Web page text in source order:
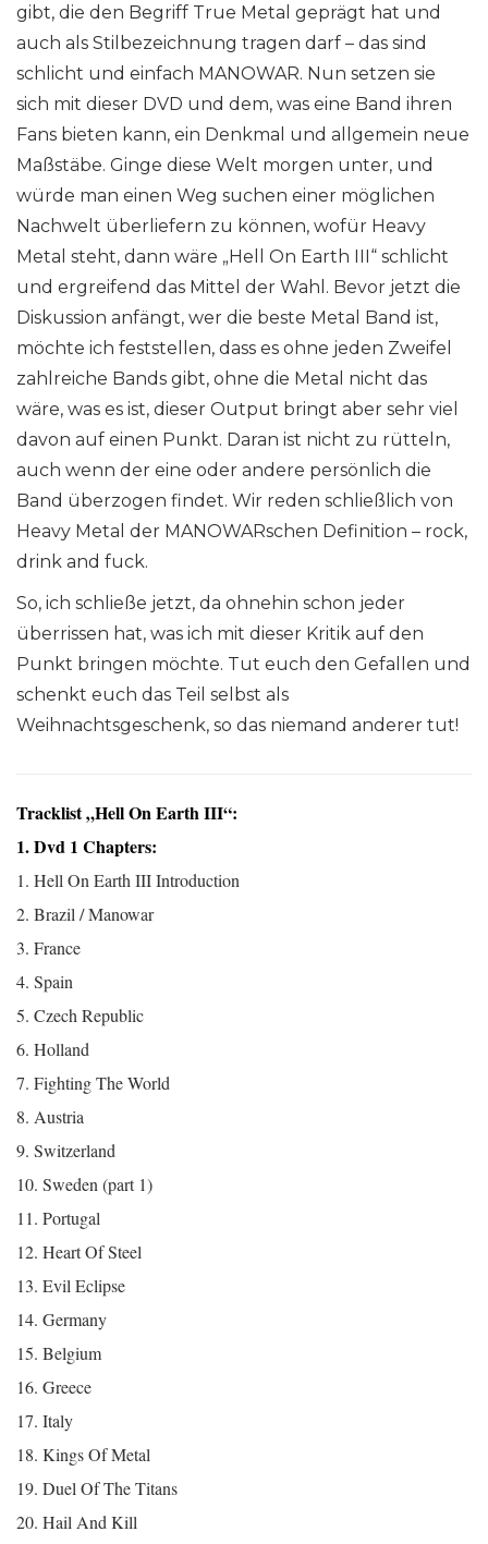
gibt, die den Begriff True Metal geprägt hat und
auch als Stilbezeichnung tragen darf – das sind
schlicht und einfach MANOWAR. Nun setzen sie
sich mit dieser DVD und dem, was eine Band ihren
Fans bieten kann, ein Denkmal und allgemein neue
Maßstäbe. Ginge diese Welt morgen unter, und
würde man einen Weg suchen einer möglichen
Nachwelt überliefern zu können, wofür Heavy
Metal steht, dann wäre „Hell On Earth III“ schlicht
und ergreifend das Mittel der Wahl. Bevor jetzt die
Diskussion anfängt, wer die beste Metal Band ist,
möchte ich feststellen, dass es ohne jeden Zweifel
zahlreiche Bands gibt, ohne die Metal nicht das
wäre, was es ist, dieser Output bringt aber sehr viel
davon auf einen Punkt. Daran ist nicht zu rütteln,
auch wenn der eine oder andere persönlich die
Band überzogen findet. Wir reden schließlich von
Heavy Metal der MANOWARschen Definition – rock,
drink and fuck.
So, ich schließe jetzt, da ohnehin schon jeder
überrissen hat, was ich mit dieser Kritik auf den
Punkt bringen möchte. Tut euch den Gefallen und
schenkt euch das Teil selbst als
Weihnachtsgeschenk, so das niemand anderer tut!
Tracklist „Hell On Earth III“:
1. Dvd 1 Chapters:
1. Hell On Earth III Introduction
2. Brazil / Manowar
3. France
4. Spain
5. Czech Republic
6. Holland
7. Fighting The World
8. Austria
9. Switzerland
10. Sweden (part 1)
11. Portugal
12. Heart Of Steel
13. Evil Eclipse
14. Germany
15. Belgium
16. Greece
17. Italy
18. Kings Of Metal
19. Duel Of The Titans
20. Hail And Kill